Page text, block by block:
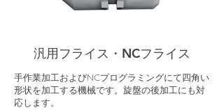
汎用フライス・NCフライス
手作業加工およびNCプログラミングにて四角い
形状を加工する機械です。旋盤の後加工にも対
応します。